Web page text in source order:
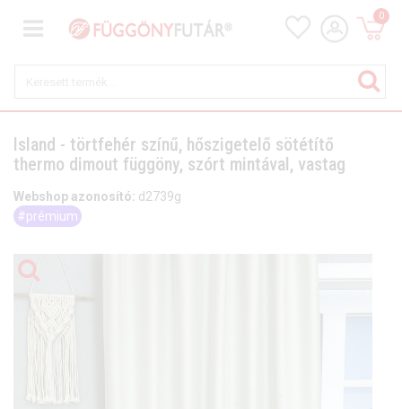
0
Island - törtfehér színű, hőszigetelő sötétítő
thermo dimout függöny, szórt mintával, vastag
Webshop azonosító: d2739g
#prémium